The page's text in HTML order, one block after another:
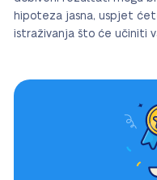
hipoteza jasna, uspjet
istraživanja što će učiniti